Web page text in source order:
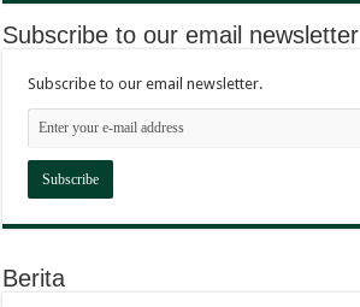
Subscribe to our email newsletter
Subscribe to our email newsletter.
Berita